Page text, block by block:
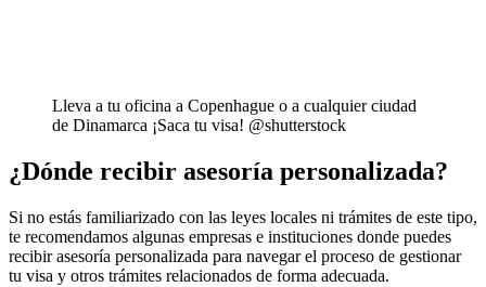
Lleva a tu oficina a Copenhague o a cualquier ciudad
de Dinamarca ¡Saca tu visa! @shutterstock
¿Dónde recibir asesoría personalizada?
Si no estás familiarizado con las leyes locales ni trámites de este tipo,
te recomendamos algunas empresas e instituciones donde puedes
recibir asesoría personalizada para navegar el proceso de gestionar
tu visa y otros trámites relacionados de forma adecuada.